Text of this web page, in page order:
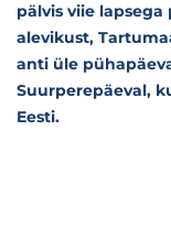
pälvis viie lapsega
alevikust,
anti üle
Suurperepäeval,
Eesti.